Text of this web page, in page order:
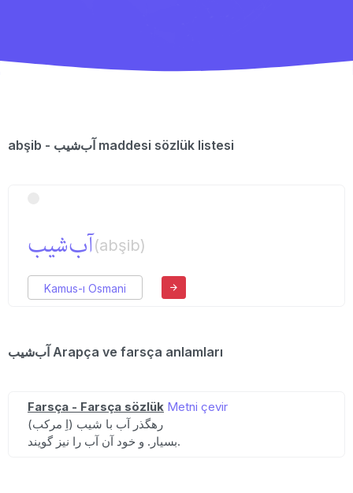
abşib - آب‌شیب maddesi sözlük listesi
آب‌شیب(abşib)
Kamus-ı Osmani
آب‌شیب Arapça ve farsça anlamları
Farsça - Farsça sözlük Metni çevir
(اِ مرکب) رهگذر آب با شیب
بسیار. و خود آن آب را نیز گویند.